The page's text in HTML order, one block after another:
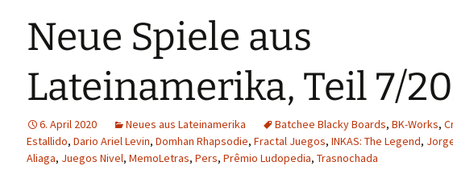
Verlagsliste
Lateinamerika
Verlagsliste Argentinien
Verlagsliste Bolivien
Verlagsliste Brasilien
Verlagsliste Chile
Mission Impractical
Schiebung
Neue Spiele aus
Lateinamerika, Teil 7/
6. April 2020 Neues aus Lateinamerika Batchee Blacky Boards, BK-Works,
Estallido, Dario Ariel Levin, Domhan Rhapsodie, Fractal Juegos, INKAS: The Legend,
Aliaga, Juegos Nivel, MemoLetras, Pers, Prêmio Ludopedia, Trasnochada